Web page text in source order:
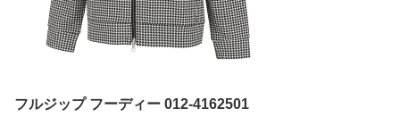
フルジップ フーディー 012-4162501